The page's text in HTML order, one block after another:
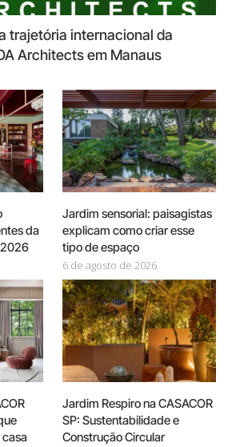
trajetória internacional da
Architects em Manaus
da
2026
Jardim sensorial: paisagistas
explicam como criar esse
tipo de espaço
6 de agosto de 2026
Jardim Respiro na CASACOR
SP: Sustentabilidade e
Construção Circular